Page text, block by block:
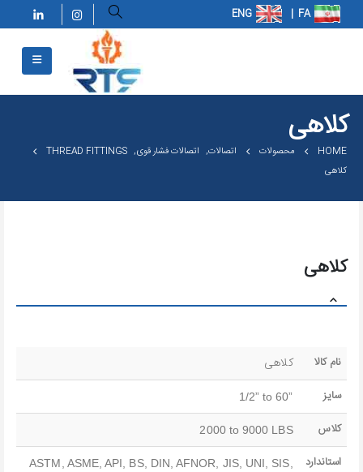
کلاهی
HOME محصولات اتصالات, اتصالات فشار قوی,
THREAD FITTINGS
کلاهی
کلاهی
نام کالا کلاهی
سایز 1/2” to 60”
کلاس 2000 to 9000 LBS
استاندارد
ASTM, ASME, API, BS, DIN, AFNOR, JIS, UNI, SIS,